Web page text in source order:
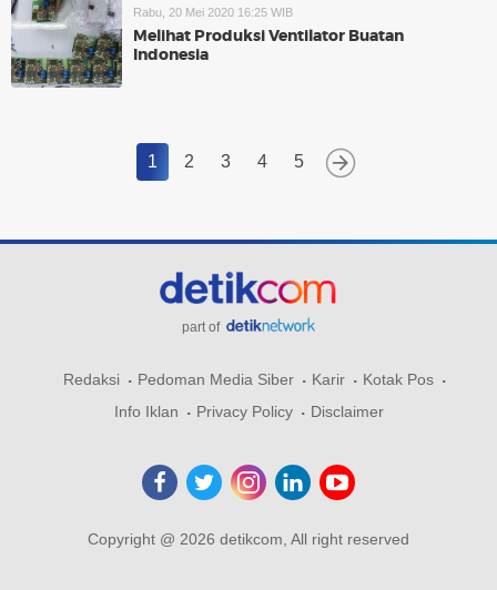
Rabu, 20 Mei 2020 16:25 WIB
Melihat Produksi Ventilator Buatan
Indonesia
1 2 3 4 5
part of
Redaksi Pedoman Media Siber Karir
Kotak Pos
Info Iklan
Privacy Policy Disclaimer
Copyright @ 2026 detikcom, All right reserved